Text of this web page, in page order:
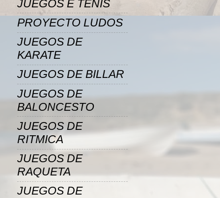
JUEGOS E TENIS
PROYECTO LUDOS
JUEGOS DE
KARATE
JUEGOS DE BILLAR
JUEGOS DE
BALONCESTO
JUEGOS DE
RITMICA
JUEGOS DE
RAQUETA
JUEGOS DE